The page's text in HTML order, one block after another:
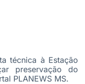
técnica à Estação
preservação do
PLANEWS MS.